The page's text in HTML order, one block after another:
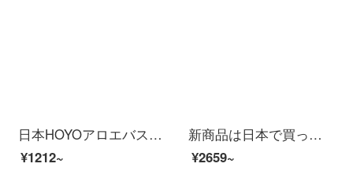
日本HOYOアロエバスタオル家庭用男女純綿バスタオル敏感肌には吸水速乾綿を厚く包んで、千草を厚く包んでくれます。
¥1212~
新商品は日本で買った大きなバスタオルです。女性用速乾吸水可爱いです。タオルを着て、赤ちゃんの純綿を着て、柔らかな水泳ネットの赤いピンクのハート+タオル160 x 90 cmです。
¥2659~